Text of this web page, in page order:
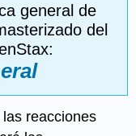
general de
del
reacciones